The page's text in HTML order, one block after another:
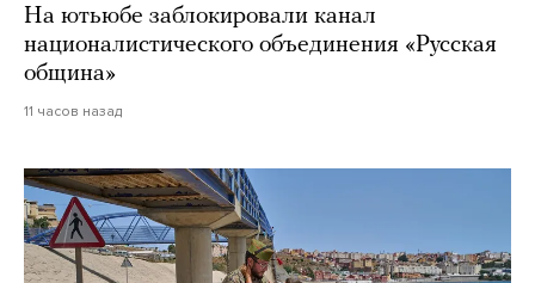
На ютьюбе заблокировали канал
националистического объединения «Русская
община»
11 часов назад